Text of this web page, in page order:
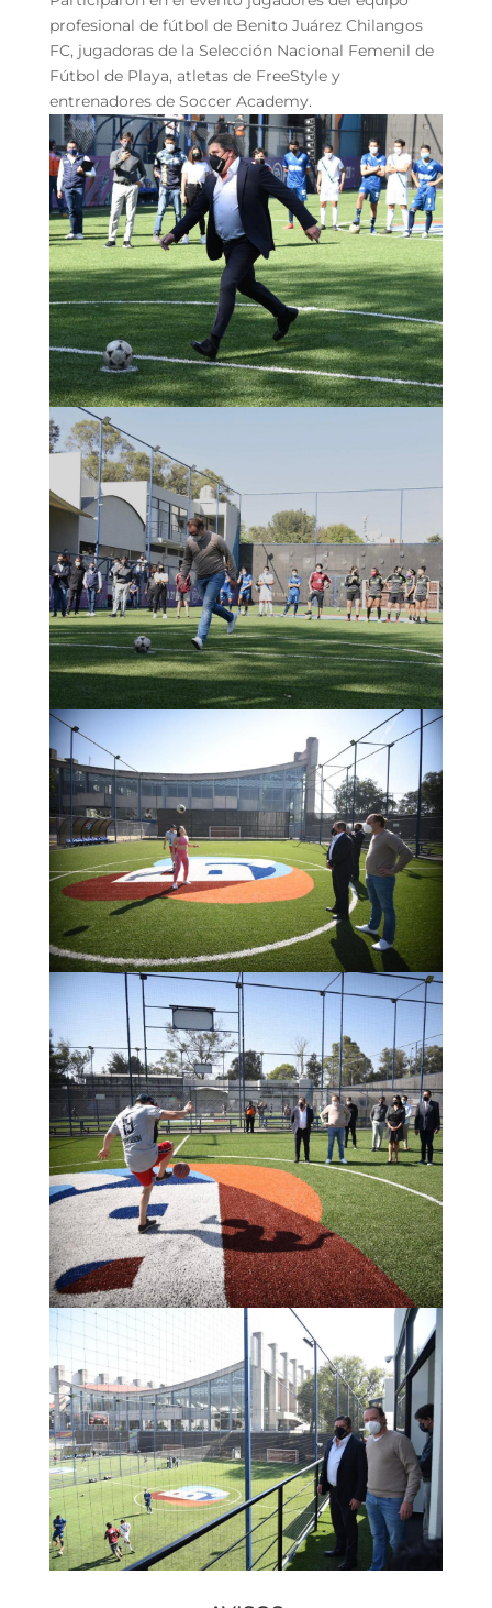
profesional de fútbol de Benito Juárez Chilangos
FC, jugadoras de la Selección Nacional Femenil de
Fútbol de Playa, atletas de FreeStyle y
entrenadores de Soccer Academy.